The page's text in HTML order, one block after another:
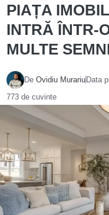
PIAȚA
INTRĂ ÎNTR-
MULTE
De Ovidiu Murariu Data
773 de cuvinte